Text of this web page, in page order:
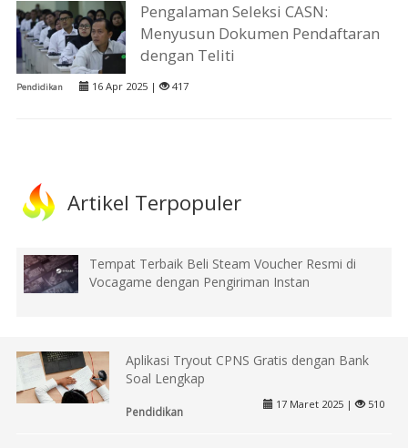
Pengalaman Seleksi CASN:
Menyusun Dokumen Pendaftaran
dengan Teliti
Pendidikan 16 Apr 2025 | 417
Artikel Terpopuler
Tempat Terbaik Beli Steam Voucher Resmi di
Vocagame dengan Pengiriman Instan
Aplikasi Tryout CPNS Gratis dengan Bank
Soal Lengkap
Pendidikan
17 Maret 2025 | 510